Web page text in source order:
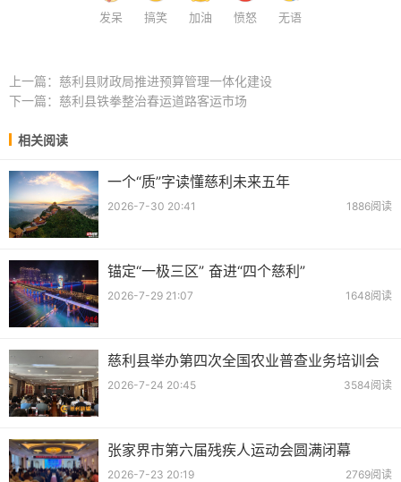
发呆 搞笑 加油 愤怒 无语
上一篇： 慈利县财政局推进预算管理一体化建设
下一篇： 慈利县铁拳整治春运道路客运市场
相关阅读
一个“质”字读懂慈利未来五年
2026-7-30 20:41 1886阅读
锚定“一极三区” 奋进“四个慈利”
2026-7-29 21:07 1648阅读
慈利县举办第四次全国农业普查业务培训会
2026-7-24 20:45 3584阅读
张家界市第六届残疾人运动会圆满闭幕
2026-7-23 20:19 2769阅读